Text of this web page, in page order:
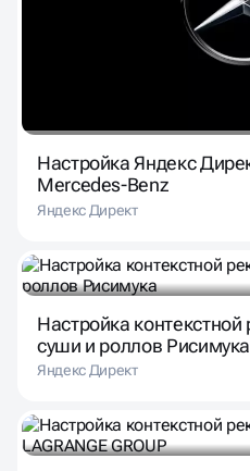
Настройка Яндекс
Mercedes-Benz
Яндекс Директ
Настройка
суши и роллов Рисимука
Яндекс Директ